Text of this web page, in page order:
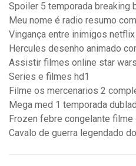
Spoiler 5 temporada breaking
Meu nome é radio resumo
Vingança entre inimigos netflix
Hercules desenho animado
Assistir filmes online star
Series e filmes hd1
Filme os mercenarios 2
Mega med 1 temporada
Frozen febre congelante
Cavalo de guerra legendado